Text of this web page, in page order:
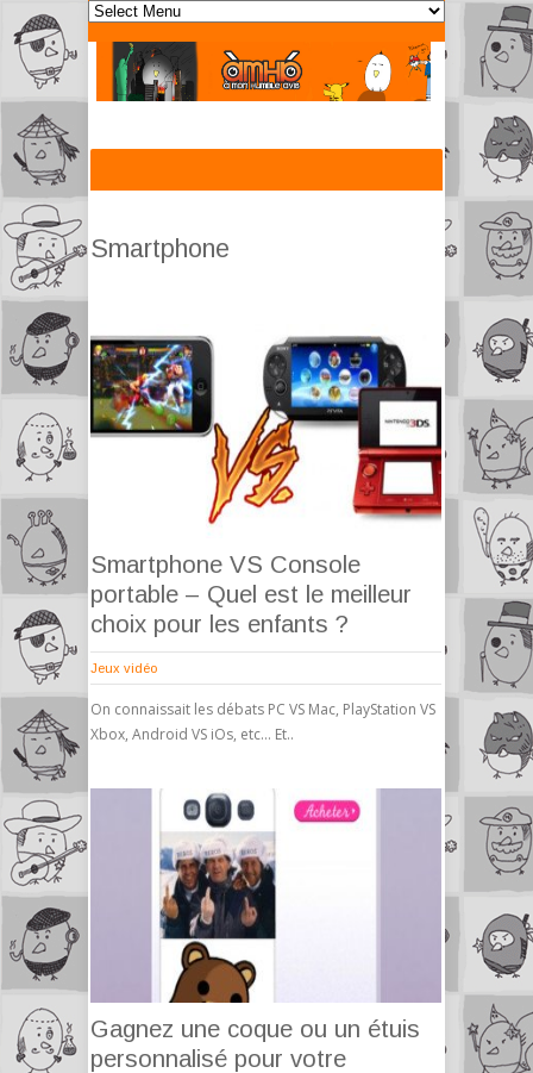
Smartphone
Smartphone VS Console
portable – Quel est le meilleur
choix pour les enfants ?
Jeux vidéo
On connaissait les débats PC VS Mac, PlayStation VS
Xbox, Android VS iOs, etc… Et..
Gagnez une coque ou un étuis
personnalisé pour votre